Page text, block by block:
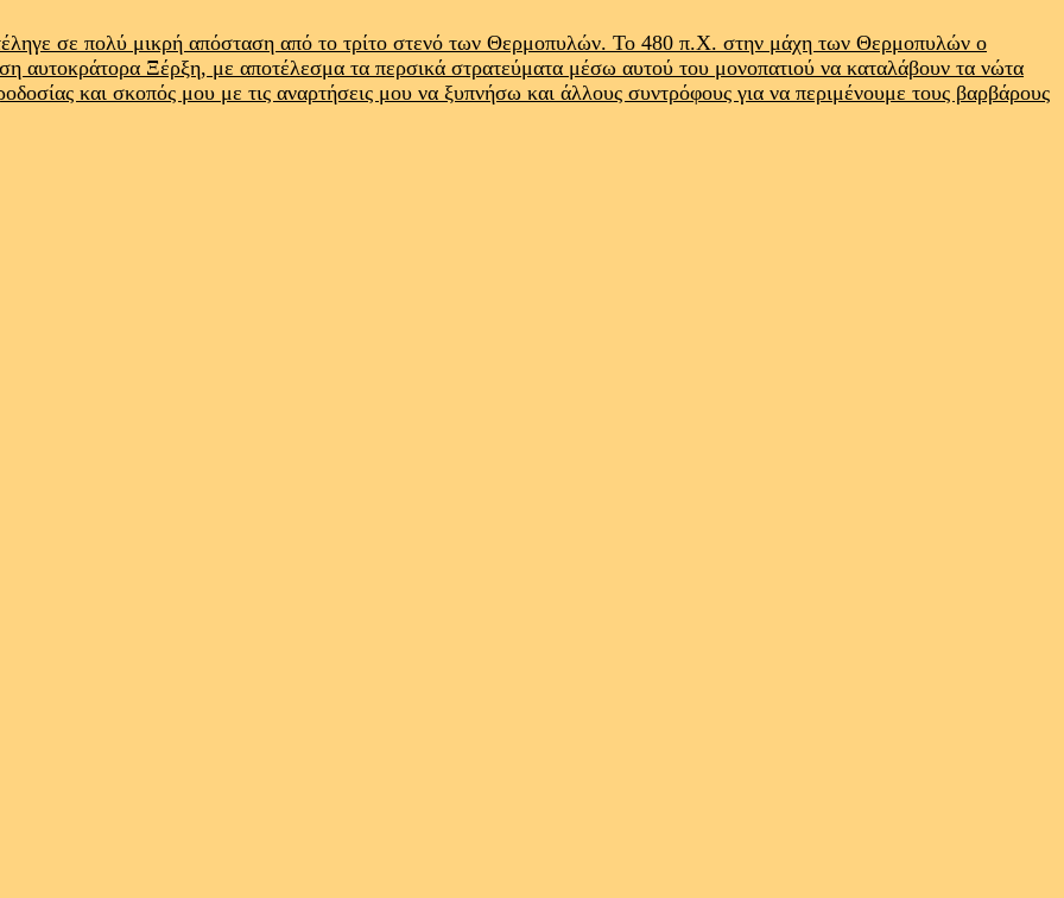
σε πολύ μικρή απόσταση από το τρίτο στενό των Θερμοπυλών. Το 480 π.Χ. στην μάχη των Θερμοπυλών ο
αυτοκράτορα Ξέρξη, με αποτέλεσμα τα περσικά στρατεύματα μέσω αυτού του μονοπατιού να καταλάβουν τα νώτα
και σκοπός μου με τις αναρτήσεις μου να ξυπνήσω και άλλους συντρόφους για να περιμένουμε τους βαρβάρους